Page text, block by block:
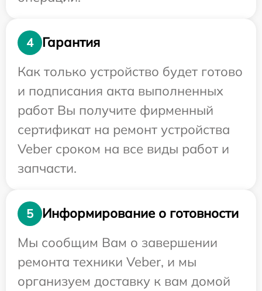
4
Гарантия
Как только устройство будет готово
и подписания акта выполненных
работ Вы получите фирменный
сертификат на ремонт устройства
Veber сроком на все виды работ и
запчасти.
5
Информирование о готовности
Мы сообщим Вам о завершении
ремонта техники Veber, и мы
организуем доставку к вам домой